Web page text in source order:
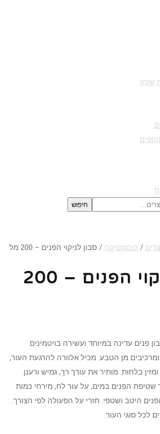
שומן
חיפוש
/ קוסמטיקה / סבון לניקוי הפנים – 200 מל
סבון לניקוי הפנים – 200
פנים עדינה במיוחד ועשירה בויטמינים
מן הטבע. מכיל אלוורה להרגעת העור,
בלחות. מותיר את עורך רך, גמיש ורענן.
שטיפת הפנים במים, על עור לח, מירחי כמות
היטב ושטפי. חזרי על הפעולה לפי הצורך.
לכל סוגי העור.